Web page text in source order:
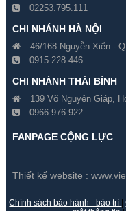
02253.795.111
CHI NHÁNH HÀ NỘI
46/168 Nguyễn Xiển -
0915.228.446
CHI NHÁNH THÁI BÌNH
139 Võ Nguyên Giáp,
0966.976.922
FANPAGE CỘNG LỰC
Thiết kế website :
Chính sách bảo hành - bảo trì